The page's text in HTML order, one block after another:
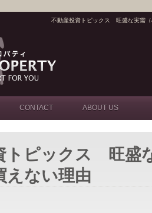
不動産投資トピックス 旺盛な実需
CONTACT ABOUT US
トピックス 旺
えない理由